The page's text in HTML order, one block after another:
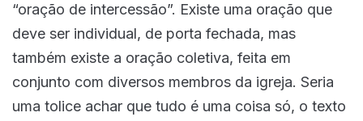
“oração de intercessão”. Existe uma oração que
deve ser individual, de porta fechada, mas
também existe a oração coletiva, feita em
conjunto com diversos membros da igreja. Seria
uma tolice achar que tudo é uma coisa só, o texto